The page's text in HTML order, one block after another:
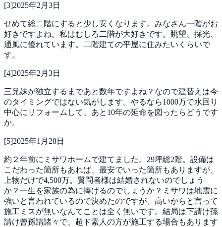
[3]2025年2月3日
せめて総二階にすると少し安くなります。みなさん一階がお
好きですよね。私はむしろ二階が大好きです。眺望、採光、
通風に優れています。二階建ての平屋に住みたいくらいで
す。
[4]2025年2月3日
三兄妹が独立するまであと数年ですよね？なので建替えは今
のタイミングではない気がします。やるなら1000万で水回り
中心にリフォームして、あと10年の延命を図ったらどうです
か。
[5]2025年1月28日
約２年前にミサワホームで建てました。29坪総2階。設備は
こだわった箇所もあれば、最安でいった箇所もありますが、
上物だけで4,500万。質問者様は結婚されないのでしょう
か？一生を家族の為に捧げるのでしょうか？ミサワは地震に
強いと言われているので決めたのですが、高いからと言って
施工ミスが無いなんてことは全く無いです。結局は下請け孫
請け曾孫請諸々で、超ド素人の方が施工する場合もあります